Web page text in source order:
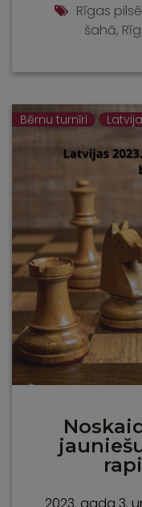
Rīgas
šahā,
Bērnu turnīri